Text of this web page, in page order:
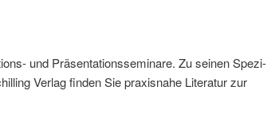
und Präsentationsseminare. Zu seinen Spezi­
Verlag finden Sie praxisnahe Literatur zur